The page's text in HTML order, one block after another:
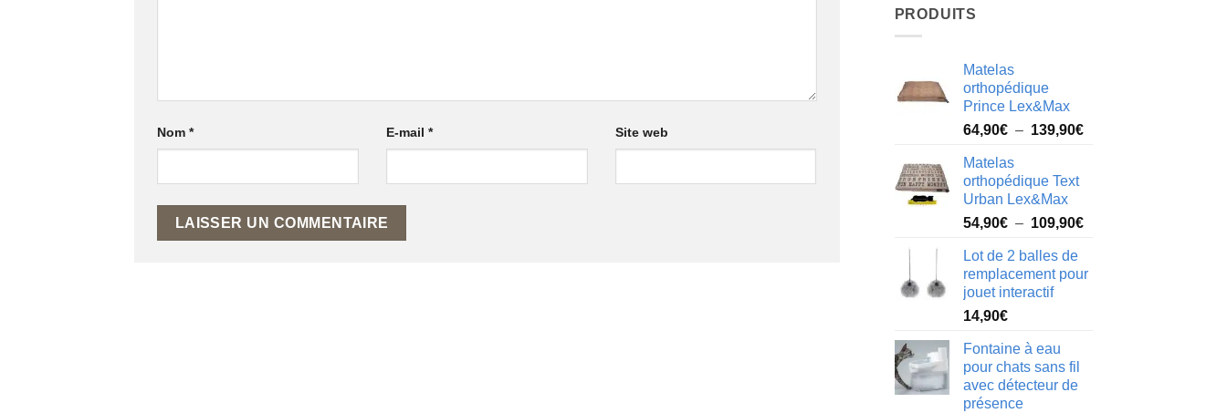
Nom * E-mail * Site web
PRODUITS
Matelas
orthopédique
Prince Lex&Max
64,90€ – 139,90€Plage
139,90€
Matelas
orthopédique Text
Urban Lex&Max
54,90€ – 109,90€Plage
54,90€
Lot de 2 balles de
remplacement pour
jouet interactif
14,90€
Fontaine à eau
pour chats sans fil
avec détecteur de
présence